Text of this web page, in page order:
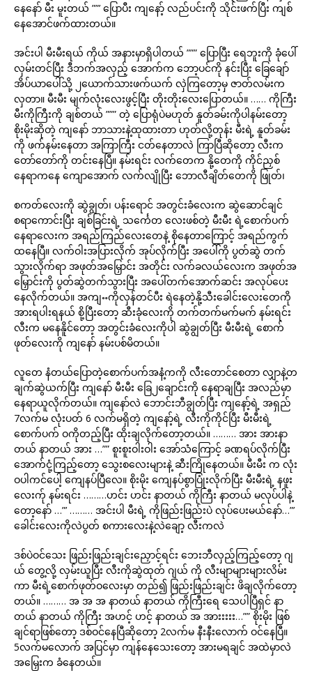
နေနော် မီး မူးတယ် ””’ ပြောပီး ကျနော့် လည်ပင်းကို သိုင်းဖက်ပြီး ကျစ်
နေအောင်ဖက်ထားတယ်။
အင်းပါ မီးမီးရယ် ကိုယ် အနားမှာရှိပါတယ် ””” ပြောပြီး ရေဘူးကို ခုံပေါ်
လှမ်းတင်ပြီး ဒီဘက်အလှည့် အောက်က ဘော့ပင်ကို နင်းပြီး ခြေချော်
အိပ်ယာပေါ်သို့ ၂ယောက်သားဖက်ယက် လှဲကြတော့မှ ဇာတ်လမ်းက
လှတာ။ မီးမီး မျက်လုံးလေးဖွင့်ပြီး တိုးတိုးလေးပြောတယ်။ …… ကိုကြီး
မီးကိုကြီးကို ချစ်တယ် ””” တဲ့ ပြောရုံပဲမဟုတ် နူတ်ခမ်းကိုပါနမ်းတော့
စိုးမိုးဆိုတဲ့ ကျနော် ဘာသားနဲ့ထုထားတာ ဟုတ်လို့တုန်း မီးရဲ့ နူတ်ခမ်း
ကို ဖက်နမ်းနေတာ အကြာကြီး ငတ်နေတာလဲ ကြာပြီဆိုတော့ လီးက
တော်တော်ကို တင်းနေပြီ။ နမ်းရင်း လက်တေက နို့တေကို ကိုင်ညှစ်
နေရာကနေ ကျောအောက် လက်လျိုပြီး ဘောလီချိတ်တေကို ဖြုတ်၊
စကတ်လေးကို ဆွဲချွတ်၊ ပန်းရောင် အတွင်းခံလေးက ဆွဲဆောင်ချင်
စရာကောင်းပြီး ချစ်ခြင်းရဲ့ သင်္ကေတ လေးဖစ်တဲ့ မီးမီး ရဲ့စောက်ပက်
နေရာလေးက အရည်ကြည်လေးတေနဲ့ စိုနေတာကြောင့် အရည်ကွက်
ထနေပြီ။ လက်ဝါးအပြားလိုက် အုပ်လိုက်ပြီး အပေါ်ကို ပွတ်ဆွဲ တက်
သွားလိုက်ရာ အဖုတ်အမြှောင်း အတိုင်း လက်ခလယ်လေးက အဖုတ်အ
မြှောင်းကို ပွတ်ဆွဲတက်သွားပြီး အပေါ်တက်အောက်ဆင်း အလုပ်ပေး
နေလိုက်တယ်။ အကျႌကိုလှန်တင်ပီး ရဲနေတဲ့နို့သီးခေါင်းလေးတေကို
အားရပါးရနယ် စို့ပြီးတော့ ဆီးခုံလေးကို တက်တက်မက်မက် နမ်းရင်း
လီးက မနေနိူင်တော့ အတွင်းခံလေးကိုပါ ဆွဲချွတ်ပြီး မီးမီးရဲ့ စောက်
ဖုတ်လေးကို ကျနော် နမ်းပစ်မိတယ်။
လူတေ နံတယ်ပြောတဲ့စောက်ပက်အနံ့ကကို လီးတောင်စေတာ လျှာနဲ့တ
ချက်ဆွဲယက်ပြီး ကျနော် မီးမီး ခြေ၂ချောင်းကို နေရာချပြီး အလည်မှာ
နေရာယူလိုက်တယ်။ ကျနော်လဲ ဘောင်းဘီချွတ်ပြီး ကျနော့်ရဲ့ အရှည်
7လက်မ လုံးပတ် 6 လက်မရှိတဲ့ ကျနော့်ရဲ့ လီးကိုကိုင်ပြီး မီးမီးရဲ့
စောက်ပက် ဝကိုတည့်ပြီး ထိုးချလိုက်တော့တယ်။ ……… အား အားနာ
တယ် နာတယ် အား …”” စူးစူးဝါးဝါး အော်သံကြောင့် ခဏရပ်လိုက်ပြီး
အောက်ငုံ့ကြည့်တော့ သွေးစလေးများနဲ့ ဆီးကြိုနေတယ်။ မီးမီး က လုံး
ဝပါကင်ပေါ့ ကျေနပ်ပြီလေ။ စိုးမိုး ကျေနပ်စွာပြုံးလိုက်ပြီး မီးမီးရဲ့ နဖူး
လေးက်ု နမ်းရင်း ………ဟင်း ဟင်း နာတယ် ကိုကြီး နာတယ် မလုပ်ပါနဲ့
တော့နော် …”’ ……… အင်းပါ မီးရဲ့ ကိုဖြည်းဖြည်းပဲ လုပ်ပေးမယ်နော်…”’
ခေါင်းလေးကိုလဲပွတ် စကားလေးနဲ့လဲချော့ လီးကလဲ
ဒစ်ပဲဝင်သေး ဖြည်းဖြည်းချင်းညှောင့်ရင်း ဘေးဘီလှည့်ကြည့်တော့ ဂျ
ယ် တွေ့လို့ လှမ်းယူပြီး လီးကိုဆွဲထုတ် ဂျယ် ကို လီးမျာများများလိမ်း
ကာ မီးရဲ့စောက်ဖုတ်ဝလေးမှာ တည်၍ ဖြည်းဖြည်းချင်း ဖိချလိုက်တော့
တယ်။ ……… အ အ အ နာတယ် နာတယ် ကိုကြီးရေ သေပါပြီရှင် နာ
တယ် နာတယ် ကိုကြီး အဟင့် ဟင့် နာတယ် အ အားးးးး…”” စိုးမိုး ဖြစ်
ချင်ရာဖြစ်တော့ ဒစ်ဝင်နေပြီဆိုတော့ 2လက်မ နီးနီးလောက် ဝင်နေပြီ။
5လက်မလောက် အပြင်မှာ ကျန်နေသေးတော့ အားမရချင် အထဲမှာလဲ
အမြှေးက ခံနေတယ်။